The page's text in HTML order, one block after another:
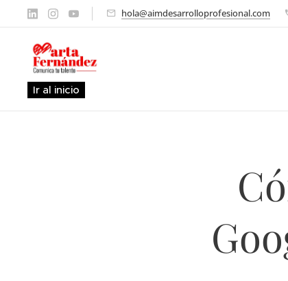
hola@aimdesarrolloprofesional.com
Ir al inicio